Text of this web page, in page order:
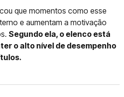
que momentos como esse
e aumentam a motivação
Segundo ela, o elenco está
o alto nível de desempenho